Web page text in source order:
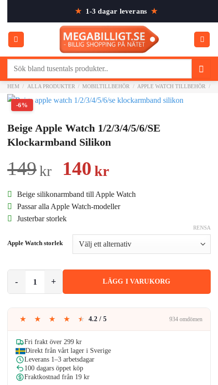
content
★ 1-3 dagar leverans ★
HEM / ALLA PRODUKTER / MOBILTILLBEHÖR / APPLE WATCH TILLBEHÖR /
-6%
Beige Apple Watch 1/2/3/4/5/6/SE
Klockarmband Silikon
149kr
Det
ursprungliga
priset
var:
149kr.
140 krDet
nuvarande
priset
140kr.
Beige silikonarmband till Apple Watch
Passar alla Apple Watch-modeller
Justerbar storlek
Apple Watch storlek
RENSA
LÄGG I VARUKORG
★ ★ ★ ★ ★ 4.2 / 5 934 omdömen
Fri frakt över 299 kr
Direkt från vårt lager i Sverige
Leverans 1–3 arbetsdagar
100 dagars öppet köp
Fraktkostnad från 19 kr